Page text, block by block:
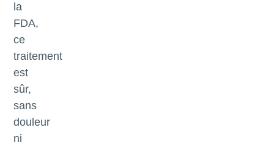
la
FDA,
ce
traitement
est
sûr,
sans
douleur
ni